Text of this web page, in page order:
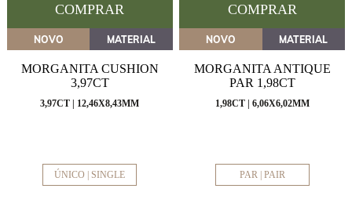
COMPRAR COMPRAR
NOVO MATERIAL
MORGANITA CUSHION
3,97CT
3,97CT | 12,46X8,43MM
ÚNICO | SINGLE
NOVO MATERIAL
MORGANITA ANTIQUE
PAR 1,98CT
1,98CT | 6,06X6,02MM
PAR | PAIR